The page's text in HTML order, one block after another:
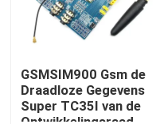
Thuis
Producten
GSMSIM900 Gsm de
Draadloze Gegevens
Super TC35I van de